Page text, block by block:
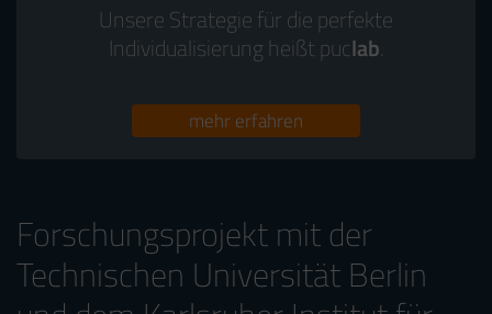
Unsere Strategie für die perfekte
Individualisierung heißt puclab.
mehr erfahren
Forschungsprojekt mit der
Technischen Universität Berlin